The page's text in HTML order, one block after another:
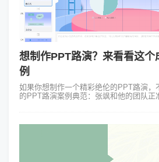
想制作PPT路演？来看看这个
例
如果你想制作一个精彩绝伦的PPT路演，
的PPT路演案例典范：张飒和他的团队正